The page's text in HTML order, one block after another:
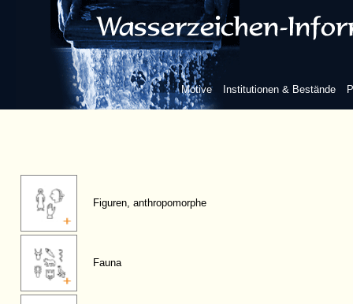
Motive Institutionen & Bestände
Figuren, anthropomorphe
Fauna